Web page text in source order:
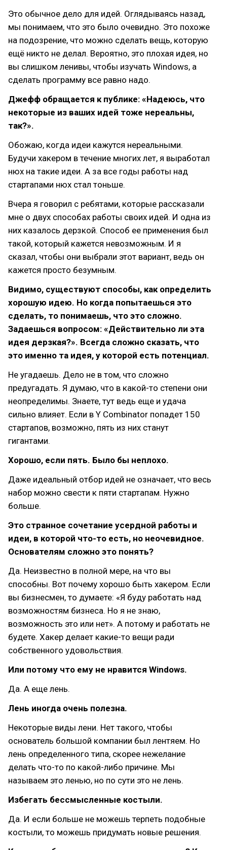
Это обычное дело для идей. Оглядываясь назад,
мы понимаем, что это было очевидно. Это похоже
на подозрение, что можно сделать вещь, которую
ещё никто не делал. Вероятно, это плохая идея, но
вы слишком ленивы, чтобы изучать Windows, а
сделать программу все равно надо.
Джефф обращается к публике: «Надеюсь, что
некоторые из ваших идей тоже нереальны,
так?».
Обожаю, когда идеи кажутся нереальными.
Будучи хакером в течение многих лет, я выработал
нюх на такие идеи. А за все годы работы над
стартапами нюх стал тоньше.
Вчера я говорил с ребятами, которые рассказали
мне о двух способах работы своих идей. И одна из
них казалось дерзкой. Способ ее применения был
такой, который кажется невозможным. И я
сказал, чтобы они выбрали этот вариант, ведь он
кажется просто безумным.
Видимо, существуют способы, как определить
хорошую идею. Но когда попытаешься это
сделать, то понимаешь, что это сложно.
Задаешься вопросом: «Действительно ли эта
идея дерзкая?». Всегда сложно сказать, что
это именно та идея, у которой есть потенциал.
Не угадаешь. Дело не в том, что сложно
предугадать. Я думаю, что в какой-то степени они
неопределимы. Знаете, тут ведь еще и удача
сильно влияет. Если в Y Combinator попадет 150
стартапов, возможно, пять из них станут
гигантами.
Хорошо, если пять. Было бы неплохо.
Даже идеальный отбор идей не означает, что весь
набор можно свести к пяти стартапам. Нужно
больше.
Это странное сочетание усердной работы и
идеи, в которой что-то есть, но неочевидное.
Основателям сложно это понять?
Да. Неизвестно в полной мере, на что вы
способны. Вот почему хорошо быть хакером. Если
вы бизнесмен, то думаете: «Я буду работать над
возможностям бизнеса. Но я не знаю,
возможность это или нет». А потому и работать не
будете. Хакер делает какие-то вещи ради
собственного удовольствия.
Или потому что ему не нравится Windows.
Да. А еще лень.
Лень иногда очень полезна.
Некоторые виды лени. Нет такого, чтобы
основатель большой компании был лентяем. Но
лень определенного типа, скорее нежелание
делать что-то по какой-либо причине. Мы
называем это ленью, но по сути это не лень.
Избегать бессмысленные костыли.
Да. И если больше не можешь терпеть подобные
костыли, то можешь придумать новые решения.